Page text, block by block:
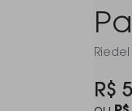
Riedel
R$